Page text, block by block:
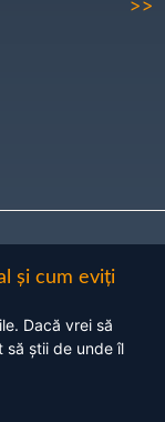
>>
și cum eviți
Dacă vrei să
să știi de unde îl